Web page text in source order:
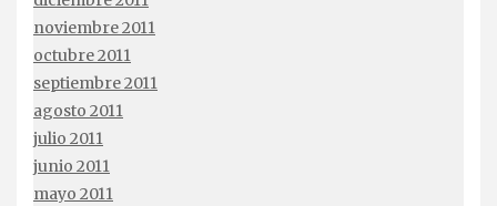
noviembre 2011
octubre 2011
septiembre 2011
agosto 2011
julio 2011
junio 2011
mayo 2011